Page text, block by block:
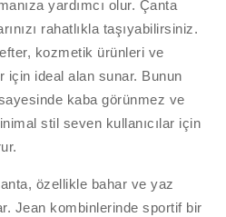
yardımcı olur. Çanta
rahatlıkla taşıyabilirsiniz.
kozmetik ürünleri ve
için ideal alan sunar. Bunun
kaba görünmez ve
stil seven kullanıcılar için
özellikle bahar ve yaz
Jean kombinlerinde sportif bir